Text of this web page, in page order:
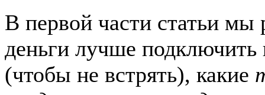
В первой части статьи мы
деньги лучше подключить
(чтобы не встрять), какие